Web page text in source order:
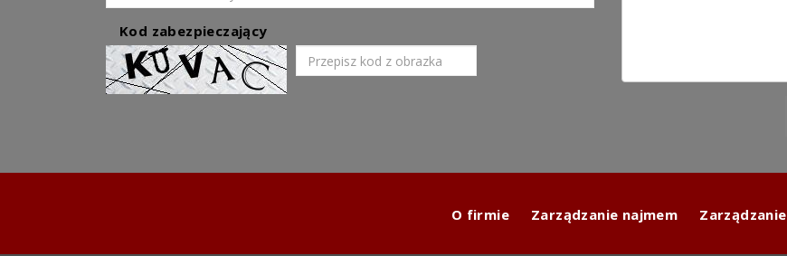
Kod zabezpieczający
O firmie Zarządzanie najmem Zarządzanie